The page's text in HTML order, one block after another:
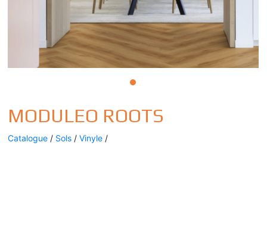
MODULEO ROOTS
Catalogue / Sols /Vinyle /